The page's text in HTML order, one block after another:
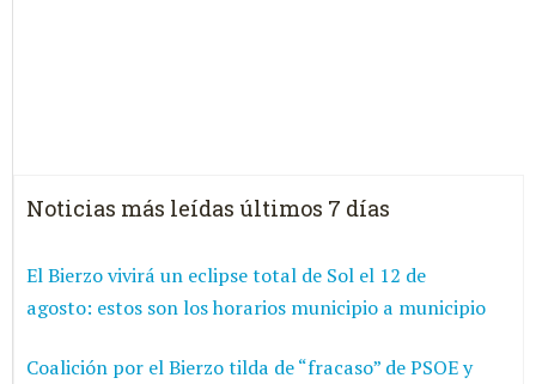
Noticias más leídas últimos 7 días
El Bierzo vivirá un eclipse total de Sol el 12 de
agosto: estos son los horarios municipio a municipio
Coalición por el Bierzo tilda de “fracaso” de PSOE y